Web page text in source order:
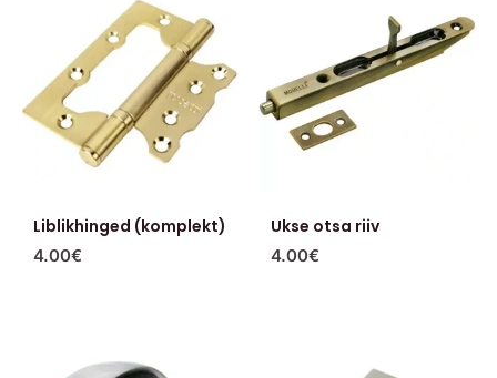
Liblikhinged (komplekt)
4.00€
Ukse otsa riiv
4.00€